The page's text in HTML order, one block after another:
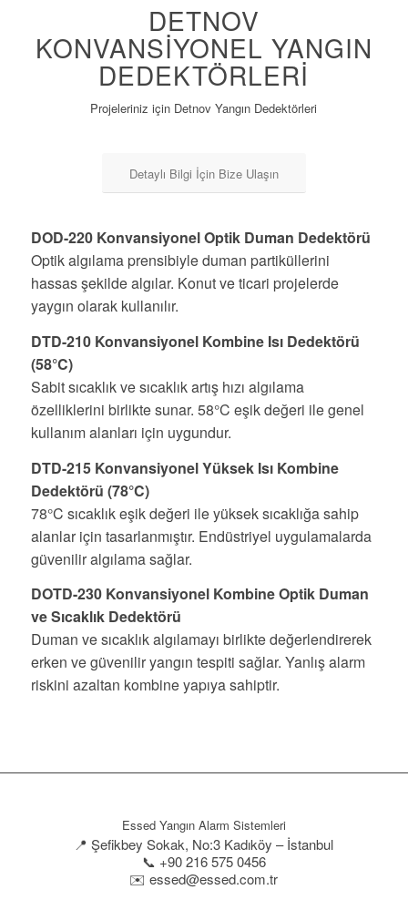
DETNOV
KONVANSIYONEL YANGIN
DEDEKTÖRLERI
Projeleriniz için Detnov Yangın Dedektörleri
Detaylı Bilgi İçin Bize Ulaşın
DOD-220 Konvansiyonel Optik Duman Dedektörü
Optik algılama prensibiyle duman partiküllerini
hassas şekilde algılar. Konut ve ticari projelerde
yaygın olarak kullanılır.
DTD-210 Konvansiyonel Kombine Isı Dedektörü
(58°C)
Sabit sıcaklık ve sıcaklık artış hızı algılama
özelliklerini birlikte sunar. 58°C eşik değeri ile genel
kullanım alanları için uygundur.
DTD-215 Konvansiyonel Yüksek Isı Kombine
Dedektörü (78°C)
78°C sıcaklık eşik değeri ile yüksek sıcaklığa sahip
alanlar için tasarlanmıştır. Endüstriyel uygulamalarda
güvenilir algılama sağlar.
DOTD-230 Konvansiyonel Kombine Optik Duman
ve Sıcaklık Dedektörü
Duman ve sıcaklık algılamayı birlikte değerlendirerek
erken ve güvenilir yangın tespiti sağlar. Yanlış alarm
riskini azaltan kombine yapıya sahiptir.
Essed Yangın Alarm Sistemleri
📍 Şefikbey Sokak, No:3 Kadıköy – İstanbul
📞 +90 216 575 0456
✉️ essed@essed.com.tr